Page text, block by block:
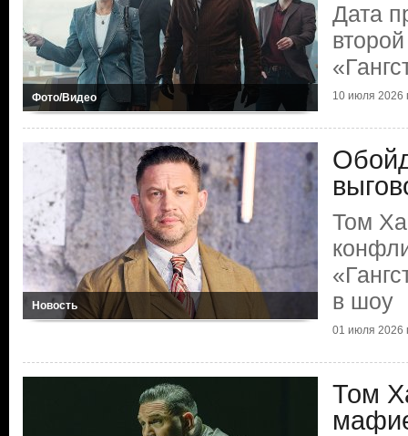
Фото/Видео
Дата
10 июля 2026
Новость
Том
в шоу
01 июля 2026
Том